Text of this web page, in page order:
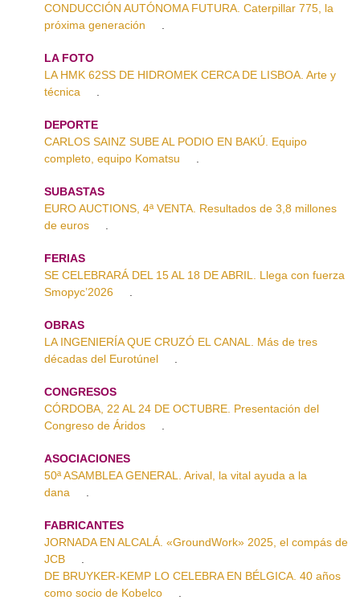
CONDUCCIÓN AUTÓNOMA FUTURA. Caterpillar 775, la
próxima generación
LA FOTO
LA HMK 62SS DE HIDROMEK CERCA DE LISBOA. Arte y
técnica
DEPORTE
CARLOS SAINZ SUBE AL PODIO EN BAKÚ. Equipo
completo, equipo Komatsu
SUBASTAS
EURO AUCTIONS, 4ª VENTA. Resultados de 3,8 millones
de euros
FERIAS
SE CELEBRARÁ DEL 15 AL 18 DE ABRIL. Llega con fuerza
Smopyc’2026
OBRAS
LA INGENIERÍA QUE CRUZÓ EL CANAL. Más de tres
décadas del Eurotúnel
CONGRESOS
CÓRDOBA, 22 AL 24 DE OCTUBRE. Presentación del
Congreso de Áridos
ASOCIACIONES
50ª ASAMBLEA GENERAL. Arival, la vital ayuda a la
dana
FABRICANTES
JORNADA EN ALCALÁ. «GroundWork» 2025, el compás de
JCB
DE BRUYKER-KEMP LO CELEBRA EN BÉLGICA. 40 años
como socio de Kobelco